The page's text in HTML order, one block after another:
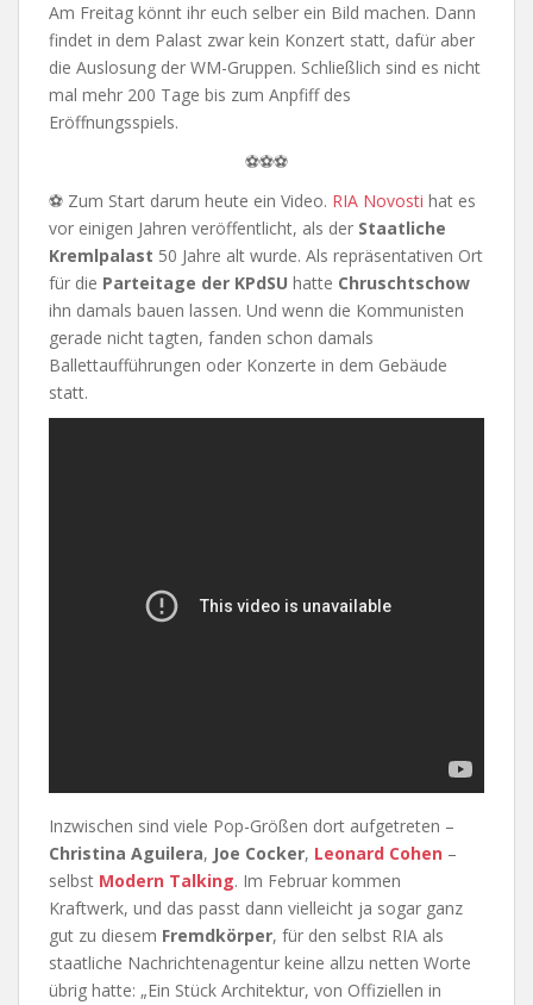
Am Freitag könnt ihr euch selber ein Bild machen. Dann
findet in dem Palast zwar kein Konzert statt, dafür aber
die Auslosung der WM-Gruppen. Schließlich sind es nicht
mal mehr 200 Tage bis zum Anpfiff des
Eröffnungsspiels.
⚽⚽⚽
⚽ Zum Start darum heute ein Video. RIA Novosti hat es
vor einigen Jahren veröffentlicht, als der Staatliche
Kremlpalast 50 Jahre alt wurde. Als repräsentativen Ort
für die Parteitage der KPdSU hatte Chruschtschow
ihn damals bauen lassen. Und wenn die Kommunisten
gerade nicht tagten, fanden schon damals
Ballettaufführungen oder Konzerte in dem Gebäude
statt.
Inzwischen sind viele Pop-Größen dort aufgetreten –
Christina Aguilera, Joe Cocker, Leonard Cohen –
selbst Modern Talking. Im Februar kommen
Kraftwerk, und das passt dann vielleicht ja sogar ganz
gut zu diesem Fremdkörper, für den selbst RIA als
staatliche Nachrichtenagentur keine allzu netten Worte
übrig hatte: „Ein Stück Architektur, von Offiziellen in